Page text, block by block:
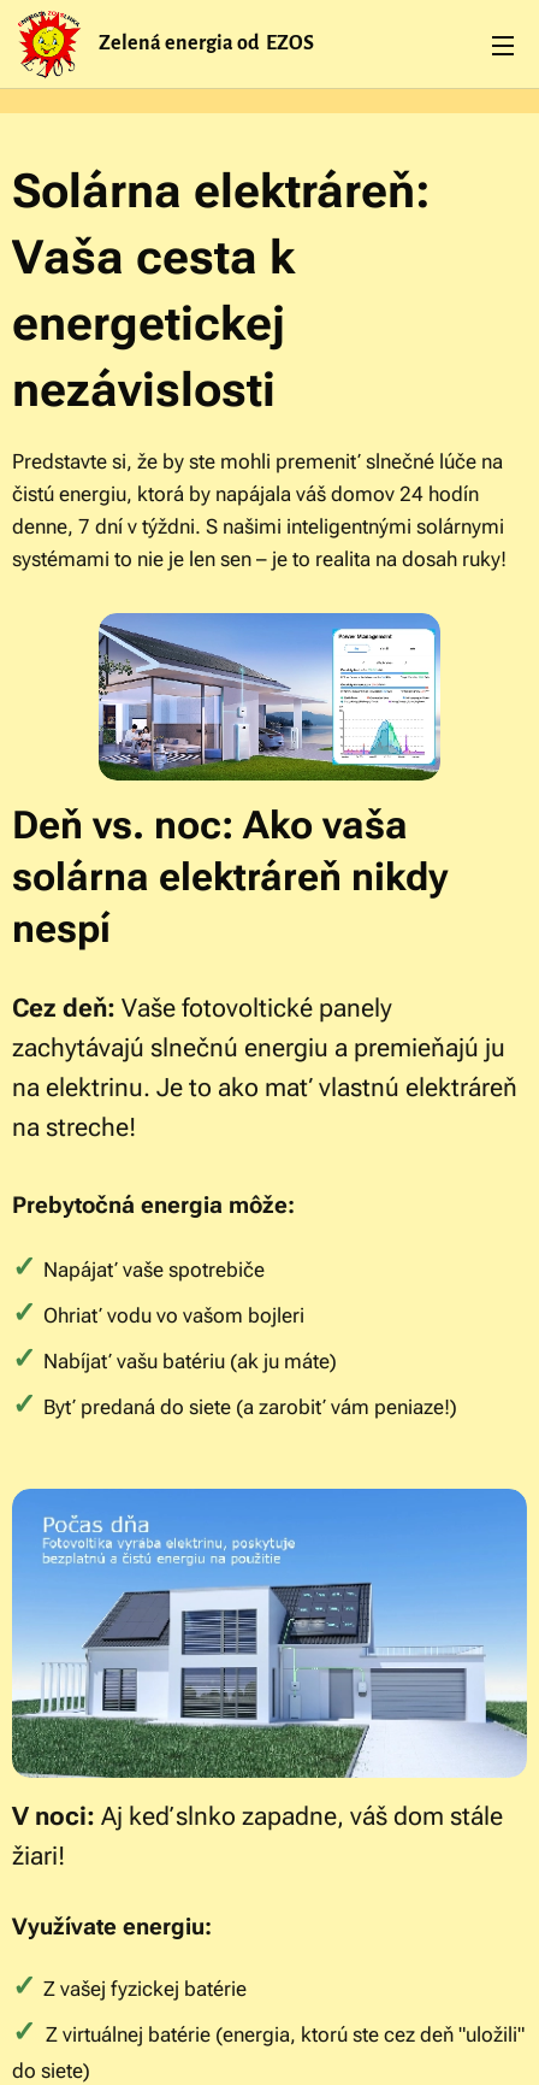
Zelená energia od EZOS
Solárna elektráreň:
Vaša cesta k
energetickej
nezávislosti
Predstavte si, že by ste mohli premeniť slnečné lúče na
čistú energiu, ktorá by napájala váš domov 24 hodín
denne, 7 dní v týždni. S našimi inteligentnými solárnymi
systémami to nie je len sen – je to realita na dosah ruky!
Deň vs. noc: Ako vaša
solárna elektráreň nikdy
nespí
Cez deň: Vaše fotovoltické panely
zachytávajú slnečnú energiu a premieňajú ju
na elektrinu. Je to ako mať vlastnú elektráreň
na streche!
Prebytočná energia môže:
✓ Napájať vaše spotrebiče
✓ Ohriať vodu vo vašom bojleri
✓ Nabíjať vašu batériu (ak ju máte)
✓ Byť predaná do siete (a zarobiť vám peniaze!)
V noci: Aj keď slnko zapadne, váš dom stále
žiari!
Využívate energiu:
✓ Z vašej fyzickej batérie
✓ Z virtuálnej batérie (energia, ktorú ste cez deň "uložili"
do siete)